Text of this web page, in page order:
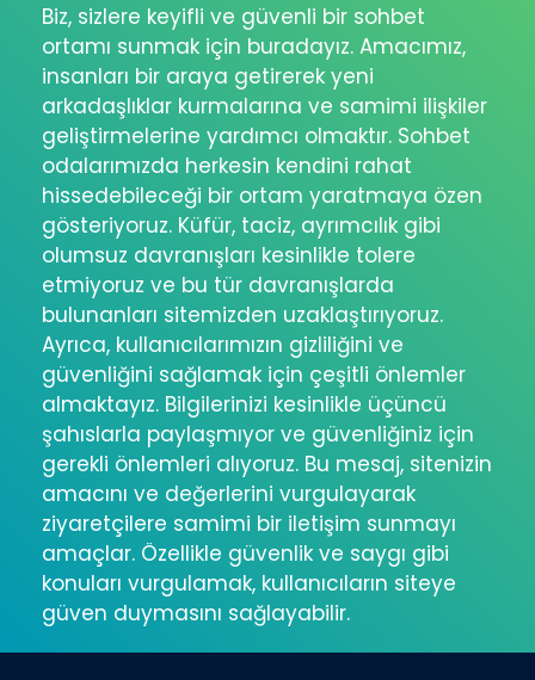
Biz, sizlere keyifli ve güvenli bir sohbet
ortamı sunmak için buradayız. Amacımız,
insanları bir araya getirerek yeni
arkadaşlıklar kurmalarına ve samimi ilişkiler
geliştirmelerine yardımcı olmaktır. Sohbet
odalarımızda herkesin kendini rahat
hissedebileceği bir ortam yaratmaya özen
gösteriyoruz. Küfür, taciz, ayrımcılık gibi
olumsuz davranışları kesinlikle tolere
etmiyoruz ve bu tür davranışlarda
bulunanları sitemizden uzaklaştırıyoruz.
Ayrıca, kullanıcılarımızın gizliliğini ve
güvenliğini sağlamak için çeşitli önlemler
almaktayız. Bilgilerinizi kesinlikle üçüncü
şahıslarla paylaşmıyor ve güvenliğiniz için
gerekli önlemleri alıyoruz. Bu mesaj, sitenizin
amacını ve değerlerini vurgulayarak
ziyaretçilere samimi bir iletişim sunmayı
amaçlar. Özellikle güvenlik ve saygı gibi
konuları vurgulamak, kullanıcıların siteye
güven duymasını sağlayabilir.